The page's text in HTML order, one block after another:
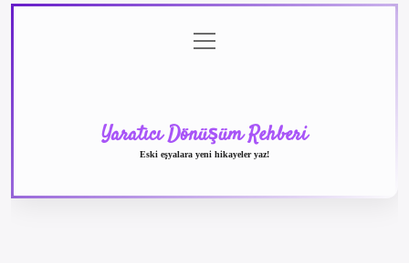
menüyü
aç
Yaratıcı Dönüşüm Rehberi
Eski eşyalara yeni hikayeler yaz!